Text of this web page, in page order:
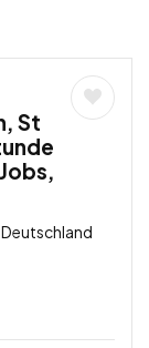
St